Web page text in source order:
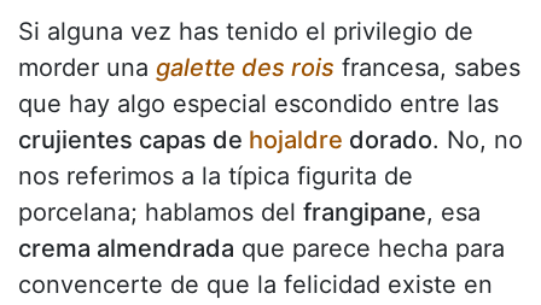
Si alguna vez has tenido el privilegio de
morder una galette des rois francesa, sabes
que hay algo especial escondido entre las
crujientes capas de hojaldre dorado. No, no
nos referimos a la típica figurita de
porcelana; hablamos del frangipane, esa
crema almendrada que parece hecha para
convencerte de que la felicidad existe en